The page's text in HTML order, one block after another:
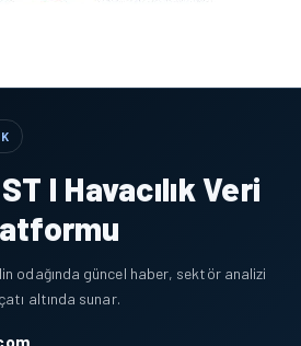
I Havacılık Veri
odağında güncel haber, sektör analizi
altında sunar.